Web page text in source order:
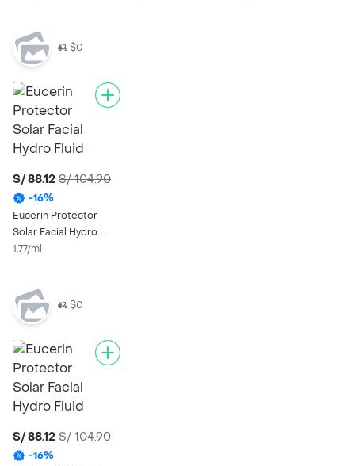
$0
S/ 88.12 S/ 104.90
-16%
Eucerin Protector
Solar Facial Hydro
Fluid Fps50+ 50 mL
1.77/ml
$0
S/ 88.12 S/ 104.90
-16%